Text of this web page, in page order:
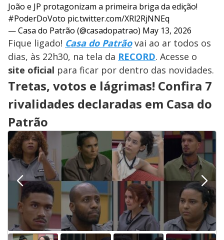
João e JP protagonizam a primeira briga da edição!
#PoderDoVoto pic.twitter.com/XRl2RjNNEq
— Casa do Patrão (@casadopatrao) May 13, 2026
Fique ligado! Casa do Patrãovai ao ar todos os
dias, às 22h30, na tela da RECORD. Acesse o
site oficial para ficar por dentro das novidades.
Tretas, votos e lágrimas! Confira 7
rivalidades declaradas em Casa do
Patrão